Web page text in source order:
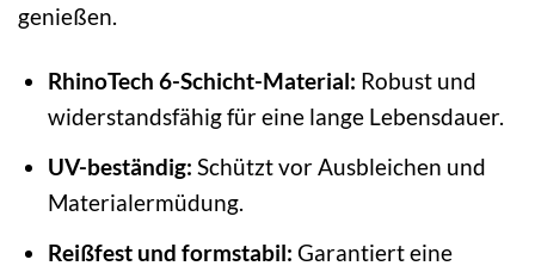
genießen.
RhinoTech 6-Schicht-Material: Robust und
widerstandsfähig für eine lange Lebensdauer.
UV-beständig: Schützt vor Ausbleichen und
Materialermüdung.
Reißfest und formstabil: Garantiert eine